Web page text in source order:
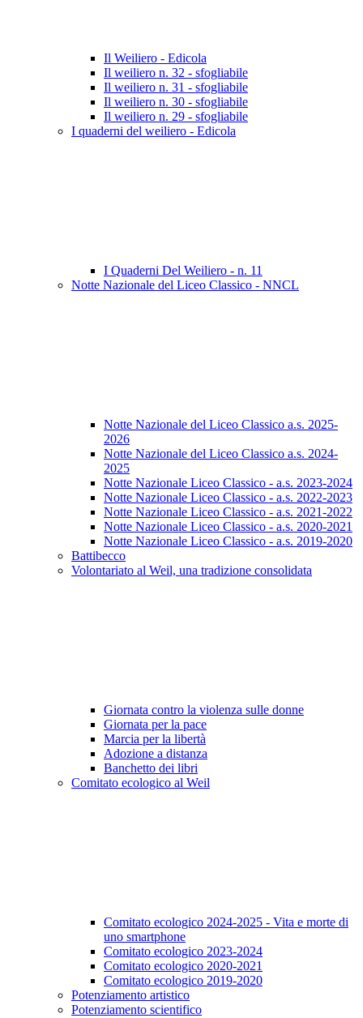
Il Weiliero - Edicola
Il weiliero n. 32 - sfogliabile
Il weiliero n. 31 - sfogliabile
Il weiliero n. 30 - sfogliabile
Il weiliero n. 29 - sfogliabile
I quaderni del weiliero - Edicola
I Quaderni Del Weiliero - n. 11
Notte Nazionale del Liceo Classico - NNCL
Notte Nazionale del Liceo Classico a.s. 2025-
2026
Notte Nazionale del Liceo Classico a.s. 2024-
2025
Notte Nazionale Liceo Classico - a.s. 2023-2024
Notte Nazionale Liceo Classico - a.s. 2022-2023
Notte Nazionale Liceo Classico - a.s. 2021-2022
Notte Nazionale Liceo Classico - a.s. 2020-2021
Notte Nazionale Liceo Classico - a.s. 2019-2020
Battibecco
Volontariato al Weil, una tradizione consolidata
Giornata contro la violenza sulle donne
Giornata per la pace
Marcia per la libertà
Adozione a distanza
Banchetto dei libri
Comitato ecologico al Weil
Comitato ecologico 2024-2025 - Vita e morte di
uno smartphone
Comitato ecologico 2023-2024
Comitato ecologico 2020-2021
Comitato ecologico 2019-2020
Potenziamento artistico
Potenziamento scientifico